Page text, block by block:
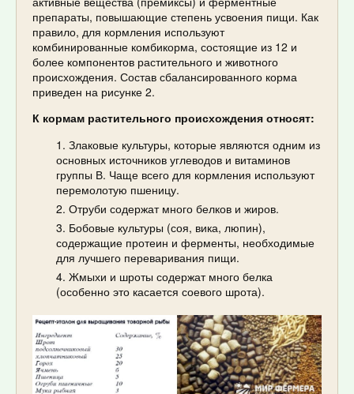
препараты, повышающие степень усвоения пищи. Как
правило, для кормления используют
комбинированные комбикорма, состоящие из 12 и
более компонентов растительного и животного
происхождения. Состав сбалансированного корма
приведен на рисунке 2.
К кормам растительного происхождения относят:
Злаковые культуры, которые являются одним из
основных источников углеводов и витаминов
группы В. Чаще всего для кормления используют
перемолотую пшеницу.
Отруби содержат много белков и жиров.
Бобовые культуры (соя, вика, люпин),
содержащие протеин и ферменты, необходимые
для лучшего переваривания пищи.
Жмыхи и шроты содержат много белка
(особенно это касается соевого шрота).